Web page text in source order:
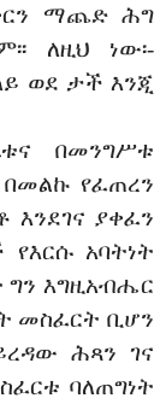
ማጨድ ሕግ
ለዚህ ነው፡-
ወደ ታች እንጂ
በመንግሥቱ
በመልኩ የፈጠረን
እንደገና ያቀፈን
አባትነት
ግን እግዚአብሔር
መስፈርት ቢሆን
ሕጻን ገና
ባለጠግነት